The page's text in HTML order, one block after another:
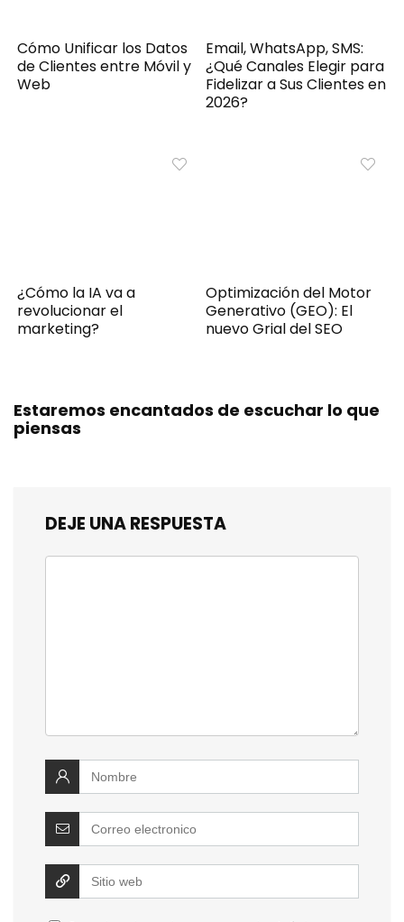
Cómo Unificar los Datos
de Clientes entre Móvil y
Web
Email, WhatsApp, SMS:
¿Qué Canales Elegir para
Fidelizar a Sus Clientes en
2026?
¿Cómo la IA va a
revolucionar el
marketing?
Optimización del Motor
Generativo (GEO): El
nuevo Grial del SEO
Estaremos encantados de escuchar lo que
piensas
DEJE UNA RESPUESTA